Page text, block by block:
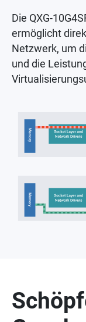
Die QXG-
ermöglicht
Netzwerk, um
und die